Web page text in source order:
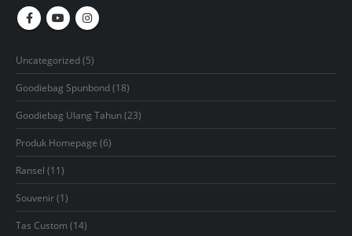
Uncategorized 55
products
Goodiebag Spunbond 1818
products
Goodiebag Ulang Tahun 2323
products
Produk Homepage 66
products
Ransel 1111
products
Souvenir 11
product
Tas Custom 1414